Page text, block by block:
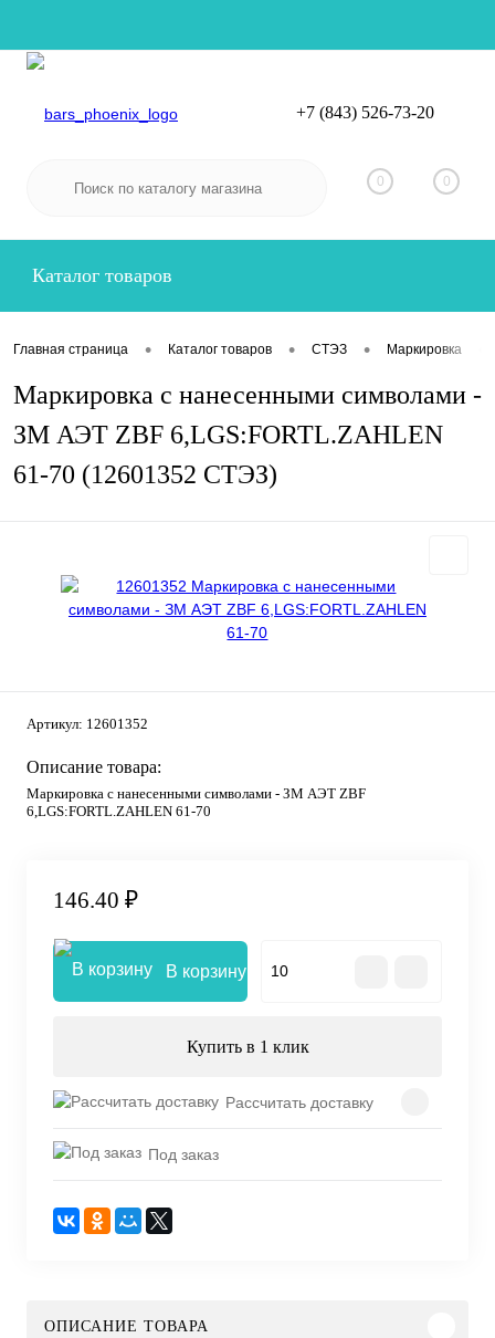
Вход
+7 (843) 526-73-20
0 0
Каталог товаров
Главная страница • Каталог товаров • СТЭЗ • Маркировка
Маркировка с нанесенными символами -
ЗМ АЭТ ZBF 6,LGS:FORTL.ZAHLEN
61-70 (12601352 СТЭЗ)
Артикул: 12601352
Описание товара:
Маркировка с нанесенными символами - ЗМ АЭТ ZBF
6,LGS:FORTL.ZAHLEN 61-70
146.40 ₽
В корзину
Купить в 1 клик
Рассчитать доставку
Под заказ
ОПИСАНИЕ ТОВАРА